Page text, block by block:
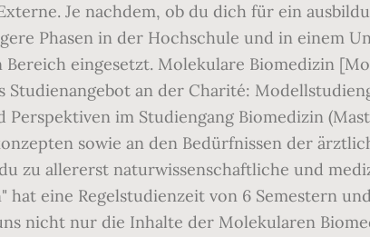
Je nachdem, ob du dich für ein
Phasen in der Hochschule und in einem
eingesetzt. Molekulare Biomedizin
an der Charité:
im Studiengang Biomedizin
sowie an den Bedürfnissen der
zu allererst naturwissenschaftliche und
eine Regelstudienzeit von 6 Semestern
nicht nur die Inhalte der Molekularen